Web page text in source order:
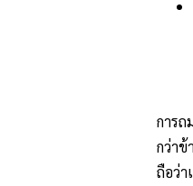
การถ
กว่าข้
ถือว่า